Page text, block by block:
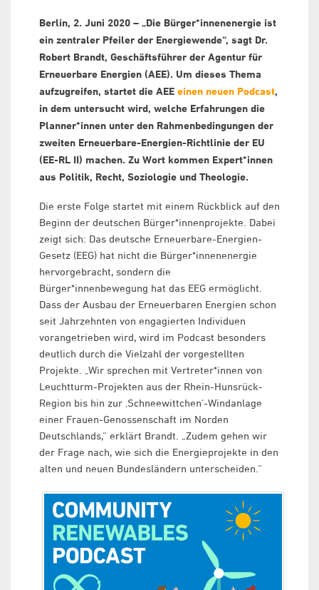
Berlin, 2. Juni 2020 – „Die Bürger*innenenergie ist
ein zentraler Pfeiler der Energiewende“, sagt Dr.
Robert Brandt, Geschäftsführer der Agentur für
Erneuerbare Energien (AEE). Um dieses Thema
aufzugreifen, startet die AEE einen neuen Podcast,
in dem untersucht wird, welche Erfahrungen die
Planner*innen unter den Rahmenbedingungen der
zweiten Erneuerbare-Energien-Richtlinie der EU
(EE-RL II) machen. Zu Wort kommen Expert*innen
aus Politik, Recht, Soziologie und Theologie.
Die erste Folge startet mit einem Rückblick auf den
Beginn der deutschen Bürger*innenprojekte. Dabei
zeigt sich: Das deutsche Erneuerbare-Energien-
Gesetz (EEG) hat nicht die Bürger*innenenergie
hervorgebracht, sondern die
Bürger*innenbewegung hat das EEG ermöglicht.
Dass der Ausbau der Erneuerbaren Energien schon
seit Jahrzehnten von engagierten Individuen
vorangetrieben wird, wird im Podcast besonders
deutlich durch die Vielzahl der vorgestellten
Projekte. „Wir sprechen mit Vertreter*innen von
Leuchtturm-Projekten aus der Rhein-Hunsrück-
Region bis hin zur ‚Schneewittchen‘-Windanlage
einer Frauen-Genossenschaft im Norden
Deutschlands,“ erklärt Brandt. „Zudem gehen wir
der Frage nach, wie sich die Energieprojekte in den
alten und neuen Bundesländern unterscheiden.“